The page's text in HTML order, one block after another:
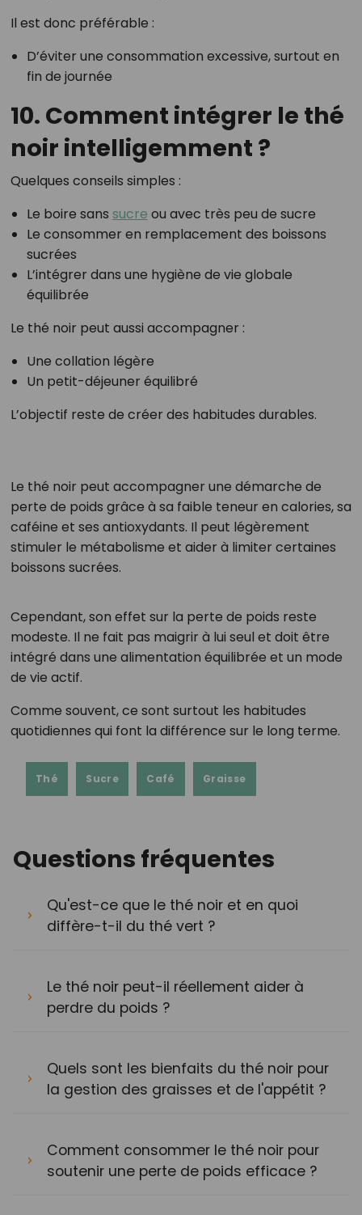
Il est donc préférable :
D’éviter une consommation excessive, surtout en
fin de journée
10. Comment intégrer le thé
noir intelligemment ?
Quelques conseils simples :
Le boire sans sucre ou avec très peu de sucre
Le consommer en remplacement des boissons
sucrées
L’intégrer dans une hygiène de vie globale
équilibrée
Le thé noir peut aussi accompagner :
Une collation légère
Un petit-déjeuner équilibré
L’objectif reste de créer des habitudes durables.
Le thé noir peut accompagner une démarche de
perte de poids grâce à sa faible teneur en calories, sa
caféine et ses antioxydants. Il peut légèrement
stimuler le métabolisme et aider à limiter certaines
boissons sucrées.
Cependant, son effet sur la perte de poids reste
modeste. Il ne fait pas maigrir à lui seul et doit être
intégré dans une alimentation équilibrée et un mode
de vie actif.
Comme souvent, ce sont surtout les habitudes
quotidiennes qui font la différence sur le long terme.
Thé Sucre Café Graisse
Questions fréquentes
Qu'est-ce que le thé noir et en quoi
diffère-t-il du thé vert ?
Le thé noir peut-il réellement aider à
perdre du poids ?
Quels sont les bienfaits du thé noir pour
la gestion des graisses et de l'appétit ?
Comment consommer le thé noir pour
soutenir une perte de poids efficace ?